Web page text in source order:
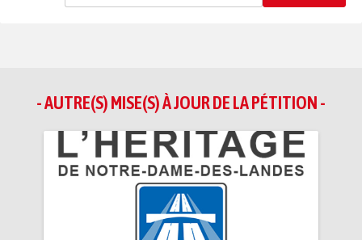
- AUTRE(S) MISE(S) À JOUR DE LA PÉTITION -